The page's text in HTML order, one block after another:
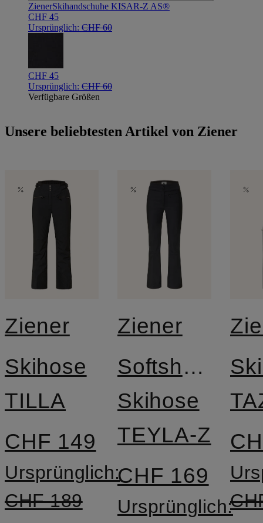
ZienerSkihandschuhe KISAR-Z AS®
CHF 45
Ursprünglich: CHF 60
CHF 45
Ursprünglich: CHF 60
Verfügbare Größen
Unsere beliebtesten Artikel von Ziener
Ziener
Skihose
TILLA
CHF 149
Ursprünglich:
CHF 189
Ziener
Softshell-
Skihose
TEYLA-Z
CHF 169
Ursprünglich: